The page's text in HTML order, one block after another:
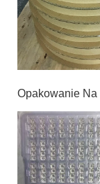
Opakowanie Na